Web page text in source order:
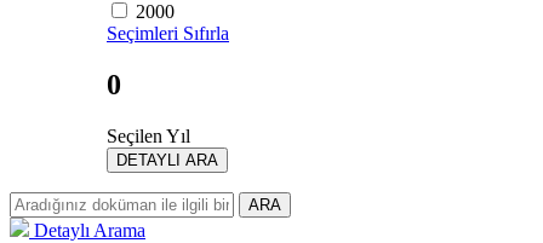
2000
Seçimleri Sıfırla
0
Seçilen Yıl
DETAYLI ARA
ARA
Detaylı Arama